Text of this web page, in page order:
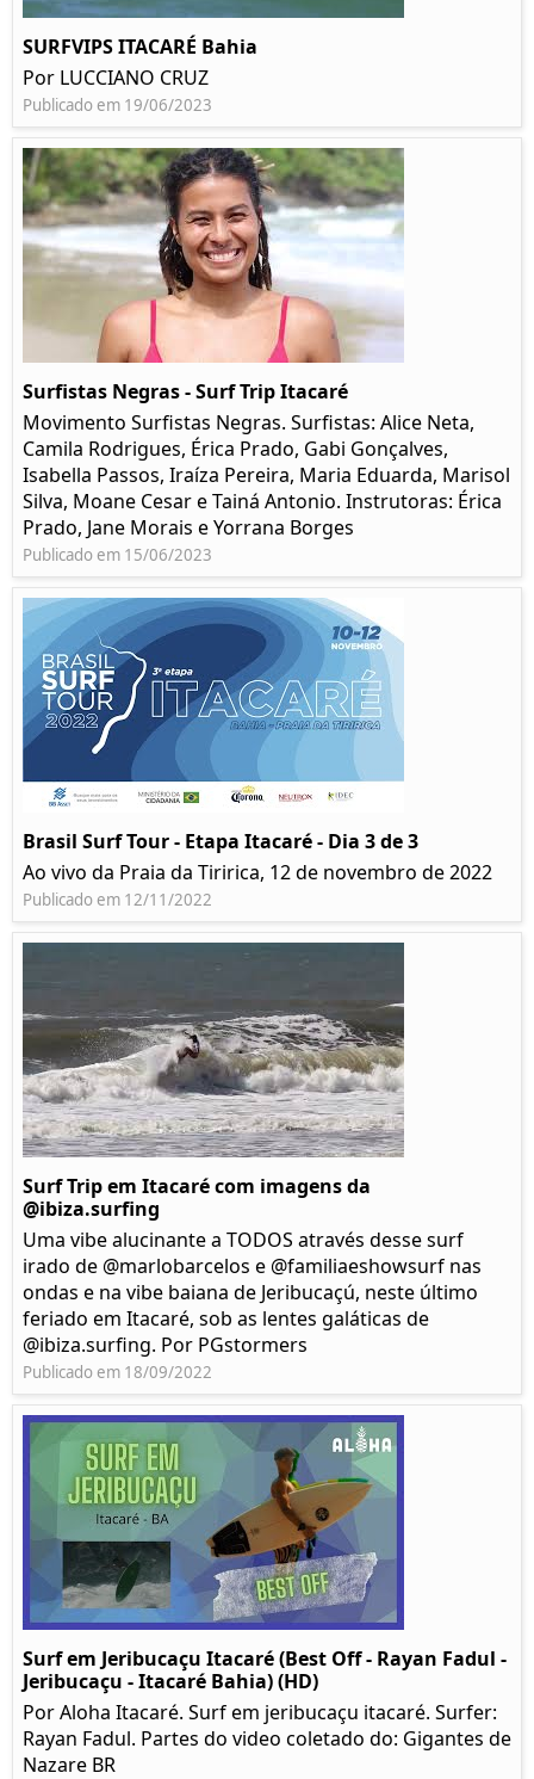
SURFVIPS ITACARÉ Bahia
Por LUCCIANO CRUZ
Publicado em 19/06/2023
Surfistas Negras - Surf Trip Itacaré
Movimento Surfistas Negras. Surfistas: Alice Neta,
Camila Rodrigues, Érica Prado, Gabi Gonçalves,
Isabella Passos, Iraíza Pereira, Maria Eduarda, Marisol
Silva, Moane Cesar e Tainá Antonio. Instrutoras: Érica
Prado, Jane Morais e Yorrana Borges
Publicado em 15/06/2023
Brasil Surf Tour - Etapa Itacaré - Dia 3 de 3
Ao vivo da Praia da Tiririca, 12 de novembro de 2022
Publicado em 12/11/2022
Surf Trip em Itacaré com imagens da
@ibiza.surfing
Uma vibe alucinante a TODOS através desse surf
irado de @marlobarcelos e @familiaeshowsurf nas
ondas e na vibe baiana de Jeribucaçú, neste último
feriado em Itacaré, sob as lentes galáticas de
@ibiza.surfing. Por PGstormers
Publicado em 18/09/2022
Surf em Jeribucaçu Itacaré (Best Off - Rayan Fadul -
Jeribucaçu - Itacaré Bahia) (HD)
Por Aloha Itacaré. Surf em jeribucaçu itacaré. Surfer:
Rayan Fadul. Partes do video coletado do: Gigantes de
Nazare BR